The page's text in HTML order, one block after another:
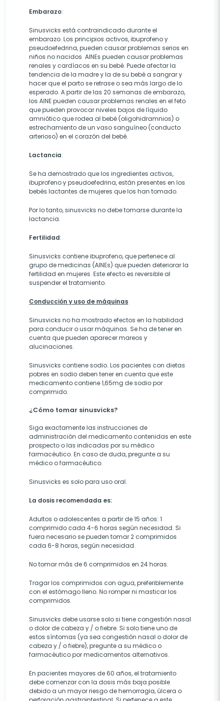
Embarazo:
Sinusvicks está contraindicado durante el
embarazo. Los principios activos, ibuprofeno y
pseudoefedrina, pueden causar problemas serios en
niños no nacidos AINEs pueden causar problemas
renales y cardíacos en su bebé. Puede afectar la
tendencia de la madre y la de su bebé a sangrar y
hacer que el parto se retrase o sea más largo de lo
esperado. A partir de las 20 semanas de embarazo,
los AINE pueden causar problemas renales en el feto
que pueden provocar niveles bajos de líquido
amniótico que rodea al bebé (oligohidramnios) o
estrechamiento de un vaso sanguíneo (conducto
arterioso) en el corazón del bebé.
Lactancia:
Se ha demostrado que los ingredientes activos,
ibuprofeno y pseudoefedrina, están presentes en los
bebés lactantes de mujeres que los han tomado.
Por lo tanto, sinusvicks no debe tomarse durante la
lactancia.
Fertilidad:
Sinusvicks contiene ibuprofeno, que pertenece al
grupo de medicinas (AINEs) que pueden deteriorar la
fertilidad en mujeres. Este efecto es reversible al
suspender el tratamiento.
Conducción y uso de máquinas
Sinusvicks no ha mostrado efectos en la habilidad
para conducir o usar máquinas. Se ha de tener en
cuenta que pueden aparecer mareos y
alucinaciones.
Sinusvicks contiene sodio. Los pacientes con dietas
pobres en sodio deben tener en cuenta que este
medicamento contiene 1,65mg de sodio por
comprimido.
¿Cómo tomar sinusvicks?
Siga exactamente las instrucciones de
administración del medicamento contenidas en este
prospecto o las indicadas por su médico
farmacéutico. En caso de duda, pregunte a su
médico o farmacéutico.
Sinusvicks es solo para uso oral.
La dosis recomendada es:
Adultos o adolescentes a partir de 15 años: 1
comprimido cada 4-6 horas según necesidad. Si
fuera necesario se pueden tomar 2 comprimidos
cada 6-8 horas, según necesidad.
No tomar más de 6 comprimidos en 24 horas.
Tragar los comprimidos con agua, preferiblemente
con el estómago lleno. No romper ni masticar los
comprimidos.
Sinusvicks debe usarse solo si tiene congestión nasal
o dolor de cabeza y / o fiebre. Si solo tiene uno de
estos síntomas (ya sea congestión nasal o dolor de
cabeza y / o fiebre), pregunte a su médico o
farmacéutico por medicamentos alternativos.
En pacientes mayores de 60 años, el tratamiento
debe comenzar con la dosis más baja posible
debido a un mayor riesgo de hemorragia, úlcera o